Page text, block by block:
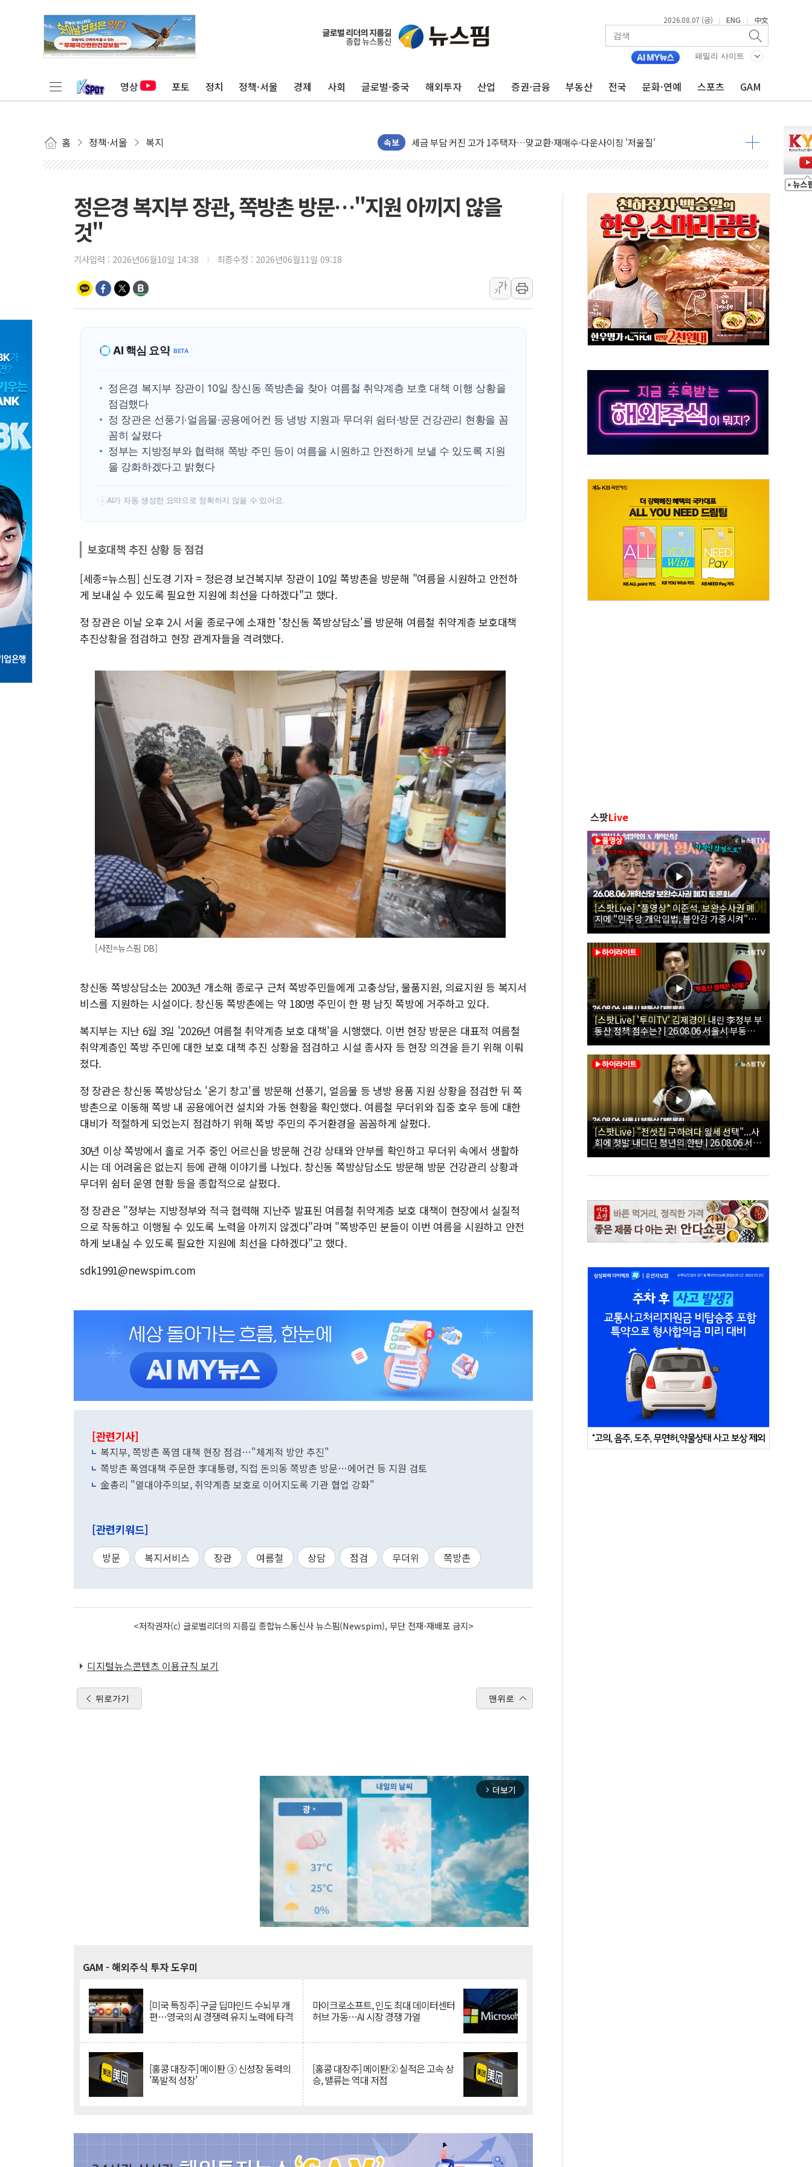
2026.08.07 (금) | ENG | 中文
패밀리 사이트
영상 포토 정치 정책·서울 경제 사회 글로벌·중국 해외투자 산업 증권·금융 부동산 전국 문화·연예 스포츠 GAM
홈 정책·서울 복지 속보
현대리바트, 원가 개선으로 실적 방어…다음 과제는 '외형 확대'
"세금 부담 덜자"…비거주 1주택자 귀환 조짐에 전월세시장 '긴장'
[금/유가] 이란의 호르무즈 해협 통항 제한 검토에 유가 3% 급등…금값 보합
뉴욕증시, 유가·금리 부담에 하락…다우 5거래일 랠리 '마침표'
[민주 당권주자 일정] 송영길·정청래·김민석 후보 - 8월 7일
李대통령, 오늘 부동산 정책 점검 2차 회의…주택 공급 대책 막바지 조율할 듯
[오늘의 국회일정] 상임위·세미나·기자회견·주요 정당 - 8월 7일
이란, 美·이스라엘 선박 호르무즈 통항 제한 추진…美 "통행 막을 권한 없어"
유럽증시, 견조한 실적 소화하며 대부분 상승… "2분기 기업 순이익 21% 증가" 전망
리투아니아 국방 "러, 우크라 드론으로 나토 회원국 공격 검토… 거짓 깃발 작전"
구광모, 내주 실리콘밸리서 젠슨 황 재회…로봇·AI 데이터센터·모빌리티 구체화
뉴욕증시 개장 전 특징주...모더나·아이온큐·도어대시↑ VS 샌디스크·피그마·앱러빈↓
청와대, 북한 단거리 탄도미사일 발사에 긴급 안보 점검회의
금값 7주 만에 최고…美 고용 둔화·호르무즈 재개방 기대에 강세
[인도증시] 중동 긴장 완화에 실적 호조까지, 상승...호실적 보고 기업 상승세 뚜렷
정은경 복지부 장관, 쪽방촌 방문…"지원 아끼지 않을
것"
기사입력 : 2026년06월10일 14:38 최종수정 : 2026년06월11일 09:18
가
가
AI 핵심 요약 BETA
정은경 복지부 장관이 10일 창신동 쪽방촌을 찾아 여름철 취약계층 보호 대책 이행 상황을
점검했다
정 장관은 선풍기·얼음물·공용에어컨 등 냉방 지원과 무더위 쉼터·방문 건강관리 현황을 꼼
꼼히 살폈다
정부는 지방정부와 협력해 쪽방 주민 등이 여름을 시원하고 안전하게 보낼 수 있도록 지원
을 강화하겠다고 밝혔다
! AI가 자동 생성한 요약으로 정확하지 않을 수 있어요.
보호대책 추진 상황 등 점검
[세종=뉴스핌] 신도경 기자 = 정은경 보건복지부 장관이 10일 쪽방촌을 방문해 "여름을 시원하고 안전하
게 보내실 수 있도록 필요한 지원에 최선을 다하겠다"고 했다.
정 장관은 이날 오후 2시 서울 종로구에 소재한 '창신동 쪽방상담소'를 방문해 여름철 취약계층 보호대책
추진상황을 점검하고 현장 관계자들을 격려했다.
[사진=뉴스핌 DB]
창신동 쪽방상담소는 2003년 개소해 종로구 근처 쪽방주민들에게 고충상담, 물품지원, 의료지원 등 복지서
비스를 지원하는 시설이다. 창신동 쪽방촌에는 약 180명 주민이 한 평 남짓 쪽방에 거주하고 있다.
복지부는 지난 6월 3일 '2026년 여름철 취약계층 보호 대책'을 시행했다. 이번 현장 방문은 대표적 여름철
취약계층인 쪽방 주민에 대한 보호 대책 추진 상황을 점검하고 시설 종사자 등 현장 의견을 듣기 위해 이뤄
졌다.
정 장관은 창신동 쪽방상담소 '온기 창고'를 방문해 선풍기, 얼음물 등 냉방 용품 지원 상황을 점검한 뒤 쪽
방촌으로 이동해 쪽방 내 공용에어컨 설치와 가동 현황을 확인했다. 여름철 무더위와 집중 호우 등에 대한
대비가 적절하게 되었는지 점검하기 위해 쪽방 주민의 주거환경을 꼼꼼하게 살폈다.
30년 이상 쪽방에서 홀로 거주 중인 어르신을 방문해 건강 상태와 안부를 확인하고 무더위 속에서 생활하
시는 데 어려움은 없는지 등에 관해 이야기를 나눴다. 창신동 쪽방상담소도 방문해 방문 건강관리 상황과
무더위 쉼터 운영 현황 등을 종합적으로 살폈다.
정 장관은 "정부는 지방정부와 적극 협력해 지난주 발표된 여름철 취약계층 보호 대책이 현장에서 실질적
으로 작동하고 이행될 수 있도록 노력을 아끼지 않겠다"라며 "쪽방주민 분들이 이번 여름을 시원하고 안전
하게 보내실 수 있도록 필요한 지원에 최선을 다하겠다"고 했다.
sdk1991@newspim.com
[관련기사]
복지부, 쪽방촌 폭염 대책 현장 점검…"체계적 방안 추진"
쪽방촌 폭염대책 주문한 李대통령, 직접 돈의동 쪽방촌 방문…에어컨 등 지원 검토
金총리 "열대야주의보, 취약계층 보호로 이어지도록 기관 협업 강화"
[관련키워드]
방문 복지서비스 장관 여름철 상담 점검 무더위 쪽방촌
<저작권자(c) 글로벌리더의 지름길 종합뉴스통신사 뉴스핌(Newspim), 무단 전재-재배포 금지>
디지털뉴스콘텐츠 이용규칙 보기
뒤로가기 맨위로
arrow_forward_ios 더보기
GAM - 해외주식 투자 도우미
[미국 특징주] 구글 딥마인드 수뇌부 개
편…영국의 AI 경쟁력 유지 노력에 타격
마이크로소프트, 인도 최대 데이터센터
허브 가동…AI 시장 경쟁 가열
[홍콩 대장주] 메이퇀 ③ 신성장 동력의
'폭발적 성장'
[홍콩 대장주] 메이퇀② 실적은 고속 상
승, 밸류는 역대 저점
스팟Live
[스팟Live] *풀영상* 이준석, 보완수사권 폐
지에 "민주당 개악입법, 불안감 가중시켜"｜
26.08.06 개혁신당 보완수사권 폐지 토론회
[스팟Live] '투미TV' 김제경이 내린 李정부 부
동산 정책 점수는? | 26.08.06 서울시 부동산
대토론회
[스팟Live] "전셋집 구하려다 월세 선택"...사
회에 첫발 내디딘 청년의 한탄 | 26.08.06 서울
시 부동산 대토론회